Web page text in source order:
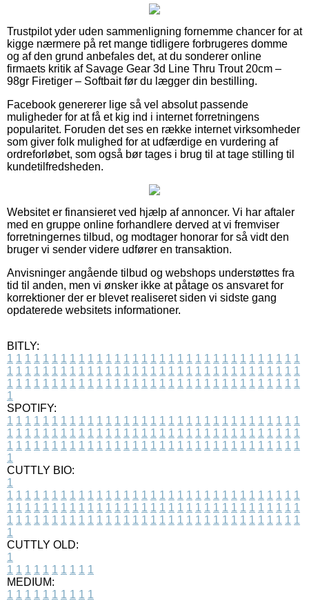
Trustpilot yder uden sammenligning fornemme chancer for at
kigge nærmere på ret mange tidligere forbrugeres domme
og af den grund anbefales det, at du sonderer online
firmaets kritik af Savage Gear 3d Line Thru Trout 20cm –
98gr Firetiger – Softbait før du lægger din bestilling.
Facebook genererer lige så vel absolut passende
muligheder for at få et kig ind i internet forretningens
popularitet. Foruden det ses en række internet virksomheder
som giver folk mulighed for at udfærdige en vurdering af
ordreforløbet, som også bør tages i brug til at tage stilling til
kundetilfredsheden.
Websitet er finansieret ved hjælp af annoncer. Vi har aftaler
med en gruppe online forhandlere derved at vi fremviser
forretningernes tilbud, og modtager honorar for så vidt den
bruger vi sender videre udfører en transaktion.
Anvisninger angående tilbud og webshops understøttes fra
tid til anden, men vi ønsker ikke at påtage os ansvaret for
korrektioner der er blevet realiseret siden vi sidste gang
opdaterede websitets informationer.
BITLY:
1 1 1 1 1 1 1 1 1 1 1 1 1 1 1 1 1 1 1 1 1 1 1 1 1 1 1 1 1 1 1 1 1
1 1 1 1 1 1 1 1 1 1 1 1 1 1 1 1 1 1 1 1 1 1 1 1 1 1 1 1 1 1 1 1 1
1 1 1 1 1 1 1 1 1 1 1 1 1 1 1 1 1 1 1 1 1 1 1 1 1 1 1 1 1 1 1 1 1
1
SPOTIFY:
1 1 1 1 1 1 1 1 1 1 1 1 1 1 1 1 1 1 1 1 1 1 1 1 1 1 1 1 1 1 1 1 1
1 1 1 1 1 1 1 1 1 1 1 1 1 1 1 1 1 1 1 1 1 1 1 1 1 1 1 1 1 1 1 1 1
1 1 1 1 1 1 1 1 1 1 1 1 1 1 1 1 1 1 1 1 1 1 1 1 1 1 1 1 1 1 1 1 1
1
CUTTLY BIO:
1
1 1 1 1 1 1 1 1 1 1 1 1 1 1 1 1 1 1 1 1 1 1 1 1 1 1 1 1 1 1 1 1 1
1 1 1 1 1 1 1 1 1 1 1 1 1 1 1 1 1 1 1 1 1 1 1 1 1 1 1 1 1 1 1 1 1
1 1 1 1 1 1 1 1 1 1 1 1 1 1 1 1 1 1 1 1 1 1 1 1 1 1 1 1 1 1 1 1 1
1
CUTTLY OLD:
1
1 1 1 1 1 1 1 1 1 1
MEDIUM:
1 1 1 1 1 1 1 1 1 1